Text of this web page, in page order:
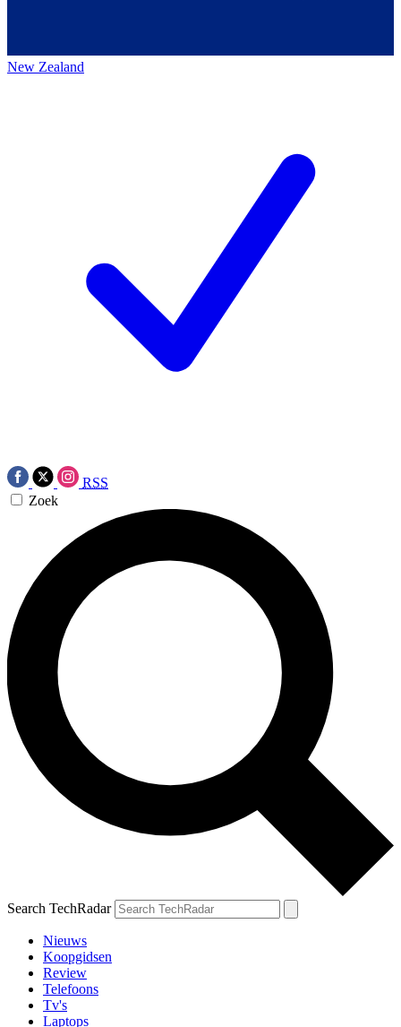
New Zealand
RSS
Zoek
Search TechRadar
Nieuws
Koopgidsen
Review
Telefoons
Tv's
Laptops